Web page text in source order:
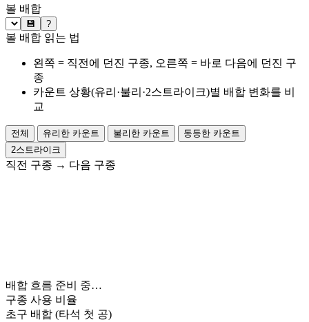
볼 배합
💾 ?
볼 배합 읽는 법
왼쪽 = 직전에 던진 구종, 오른쪽 = 바로 다음에 던진 구
종
카운트 상황(유리·불리·2스트라이크)별 배합 변화를 비
교
전체 유리한 카운트 불리한 카운트
동등한 카운트
2스트라이크
직전 구종 → 다음 구종
배합 흐름 준비 중…
구종 사용 비율
초구 배합 (타석 첫 공)